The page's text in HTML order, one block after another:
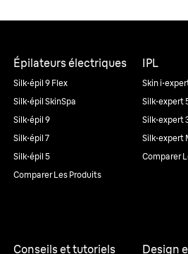
Épilateurs électriques
Silk·épil 9 Flex
Silk·épil SkinSpa
Silk·épil 9
Silk·épil 7
Silk·épil 5
Comparer Les Produits
IPL
Skin
Silk·expert
Silk·expert
Silk·expert
Comparer
Conseils et tutoriels Design